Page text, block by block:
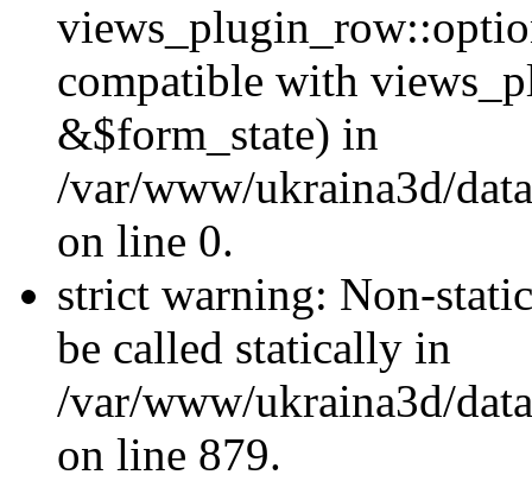
compatible with
&$form_state) in
/var/www/ukraina3d/
on line 0.
strict warning: Non-
be called statically in
/var/www/ukraina3d/
on line 879.